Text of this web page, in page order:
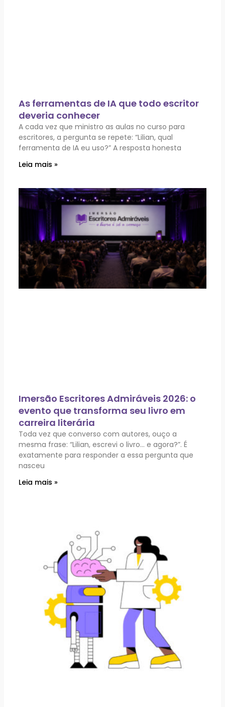
As ferramentas de IA que todo escritor
deveria conhecer
A cada vez que ministro as aulas no curso para
escritores, a pergunta se repete: “Lilian, qual
ferramenta de IA eu uso?” A resposta honesta
Leia mais »
Imersão Escritores Admiráveis 2026: o
evento que transforma seu livro em
carreira literária
Toda vez que converso com autores, ouço a
mesma frase: “Lilian, escrevi o livro… e agora?”. É
exatamente para responder a essa pergunta que
nasceu
Leia mais »